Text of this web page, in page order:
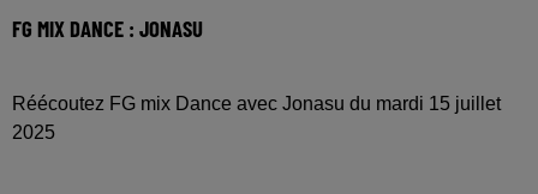
FG MIX DANCE : JONASU
Réécoutez FG mix Dance avec Jonasu du mardi 15 juillet
2025